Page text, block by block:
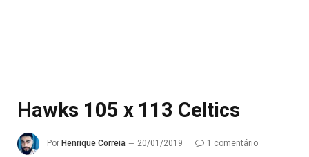
Hawks 105 x 113 Celtics
Por Henrique Correia 20/01/2019
1 comentário